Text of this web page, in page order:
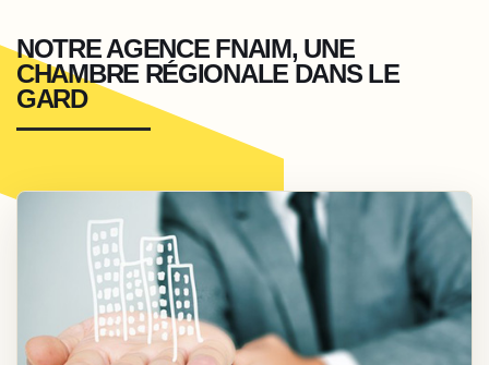
NOTRE AGENCE FNAIM, UNE
CHAMBRE RÉGIONALE DANS LE
GARD